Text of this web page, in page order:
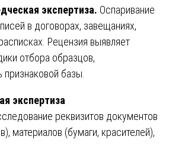
экспертиза. Оспаривание
в договорах, завещаниях,
Рецензия выявляет
отбора образцов,
признаковой базы.
экспертиза
реквизитов документов
материалов (бумаги, красителей),